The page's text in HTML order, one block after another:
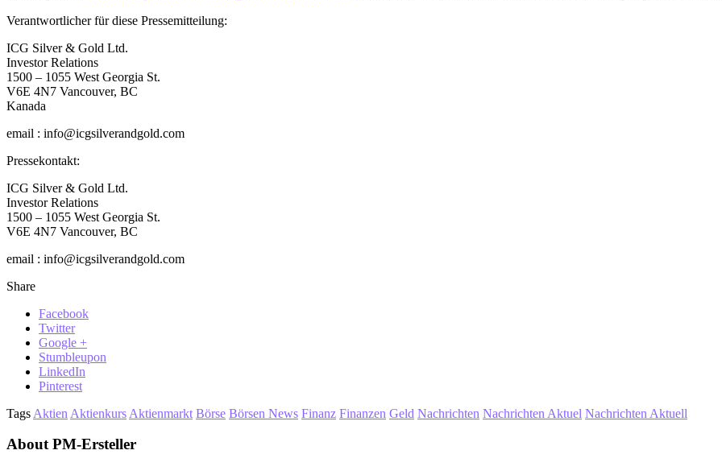
Verantwortlicher für diese Pressemitteilung:
ICG Silver & Gold Ltd.
Investor Relations
1500 – 1055 West Georgia St.
V6E 4N7 Vancouver, BC
Kanada
email : info@icgsilverandgold.com
Pressekontakt:
ICG Silver & Gold Ltd.
Investor Relations
1500 – 1055 West Georgia St.
V6E 4N7 Vancouver, BC
email : info@icgsilverandgold.com
Share
Facebook
Twitter
Google +
Stumbleupon
LinkedIn
Pinterest
Tags Aktien Aktienkurs Aktienmarkt Börse Börsen News Finanz Finanzen Geld Nachrichten Nachrichten Aktuel Nachrichten Aktuell
About PM-Ersteller